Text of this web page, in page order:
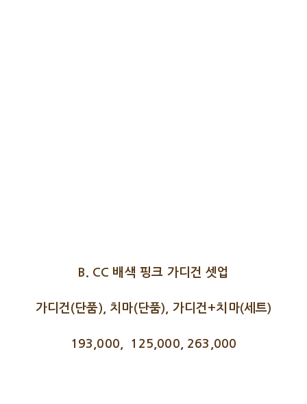
B. CC 배색 핑크 가디건 셋업
가디건(단품), 치마(단품), 가디건+치마(세트)
193,000, 125,000, 263,000